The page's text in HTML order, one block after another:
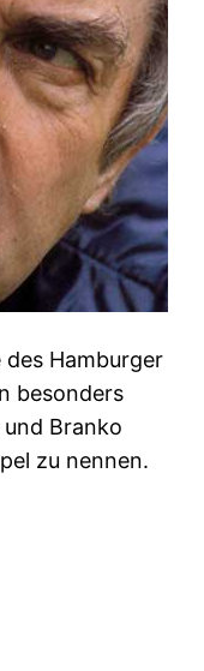
Hamburger
besonders
Branko
zu nennen.